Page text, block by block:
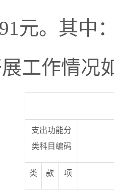
元。其中
工作情况
支出功能分
类科目编码
类 款 项